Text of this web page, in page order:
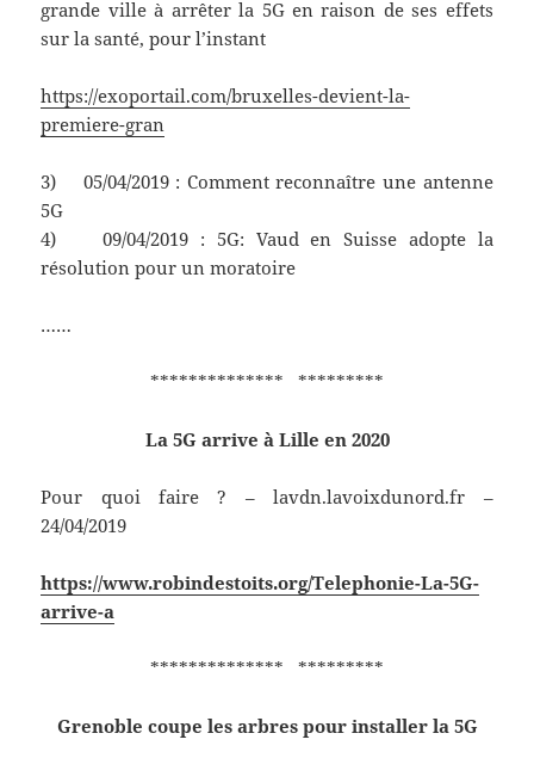
grande ville à arrêter la 5G en raison de ses effets
sur la santé, pour l’instant
https://exoportail.com/bruxelles-devient-la-
premiere-gran
3) 05/04/2019 : Comment reconnaître une antenne
5G
4) 09/04/2019 : 5G: Vaud en Suisse adopte la
résolution pour un moratoire
……
************** *********
La 5G arrive à Lille en 2020
Pour quoi faire ? – lavdn.lavoixdunord.fr –
24/04/2019
https://www.robindestoits.org/Telephonie-La-5G-
arrive-a
************** *********
Grenoble coupe les arbres pour installer la 5G